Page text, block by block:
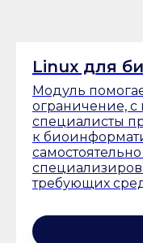
Linux для
Модуль
ограничение, с
специалисты
к
требующих